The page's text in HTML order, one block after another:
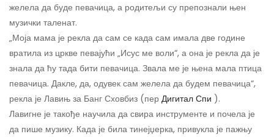
желела да буде певачица, а родитељи су препознали њен
музички таленат.
„Моја мама је рекла да сам се када сам имала две године
вратила из цркве певајући „Исус ме воли“, а она је рекла да је
знала да ћу тада бити певачица. Звала ме је њена мала птица
певачица. Дакле, да, одувек сам желела да будем певачица“,
рекла је Лавињ за Банг Сховбиз (пер Дигитал Спи ).
Лавигне је такође научила да свира инструменте и почела је
да пише музику. Када је била тинејџерка, привукла је пажњу